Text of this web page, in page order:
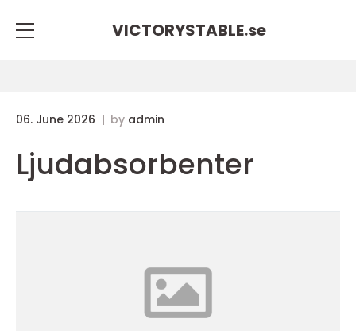
VICTORYSTABLE.se
06. June 2026 by admin
Ljudabsorbenter